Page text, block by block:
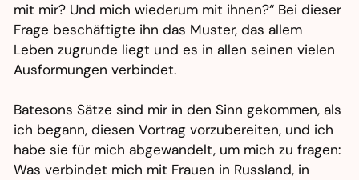
mit mir? Und mich wiederum mit ihnen?“ Bei dieser
Frage beschäftigte ihn das Muster, das allem
Leben zugrunde liegt und es in allen seinen vielen
Ausformungen verbindet.
Batesons Sätze sind mir in den Sinn gekommen, als
ich begann, diesen Vortrag vorzubereiten, und ich
habe sie für mich abgewandelt, um mich zu fragen:
Was verbindet mich mit Frauen in Russland, in